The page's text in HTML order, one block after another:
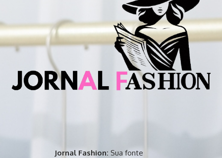
Jornal Fashion: Sua fonte